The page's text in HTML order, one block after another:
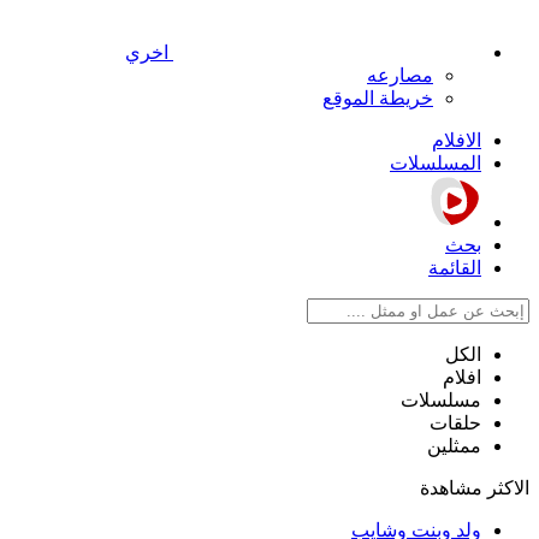
اخري
مصارعه
خريطة الموقع
الافلام
المسلسلات
بحث
القائمة
الكل
افلام
مسلسلات
حلقات
ممثلين
الاكثر مشاهدة
ولد وبنت وشايب